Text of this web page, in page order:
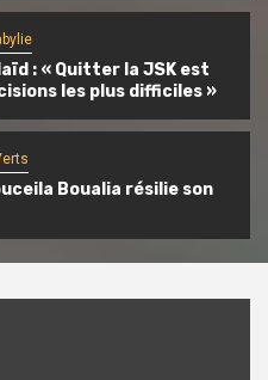
: « Quitter la JSK est
les plus difficiles »
Boualia résilie son